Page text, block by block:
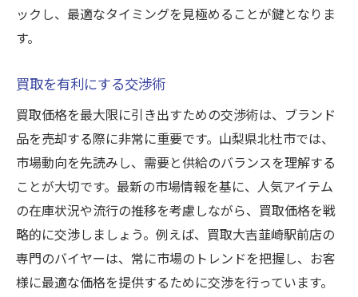
ックし、最適なタイミングを見極めることが鍵となりま
す。
買取を有利にする交渉術
買取価格を最大限に引き出すための交渉術は、ブランド
品を売却する際に非常に重要です。山梨県北杜市では、
市場動向を先読みし、需要と供給のバランスを理解する
ことが大切です。最新の市場情報を基に、人気アイテム
の在庫状況や流行の推移を考慮しながら、買取価格を戦
略的に交渉しましょう。例えば、買取大吉韮崎駅前店の
専門のバイヤーは、常に市場のトレンドを把握し、お客
様に最適な価格を提供するために交渉を行っています。